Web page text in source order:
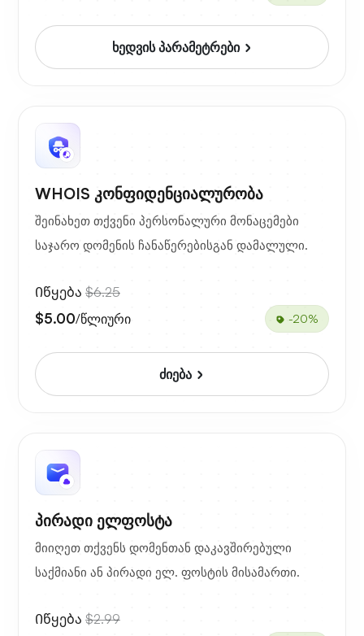
ხედვის პარამეტრები
WHOIS კონფიდენციალურობა
შეინახეთ თქვენი პერსონალური მონაცემები
საჯარო დომენის ჩანაწერებისგან დამალული.
Იწყება $6.25
$5.00/წლიური -20%
ძიება
პირადი ელფოსტა
მიიღეთ თქვენს დომენთან დაკავშირებული
საქმიანი ან პირადი ელ. ფოსტის მისამართი.
Იწყება $2.99